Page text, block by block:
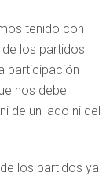
tenido con
los partidos
participación
nos debe
de un lado ni del
los partidos ya